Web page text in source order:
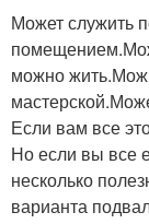
Может служить
можно
Если вам все
Но если вы все
несколько
варианта